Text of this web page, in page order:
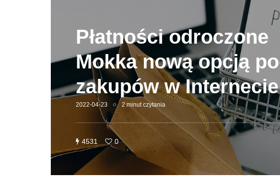
Płatności odroczone
Mokka nową opcją
zakupów w Internecie
2022-04-23 2 minut czytania
4531 0